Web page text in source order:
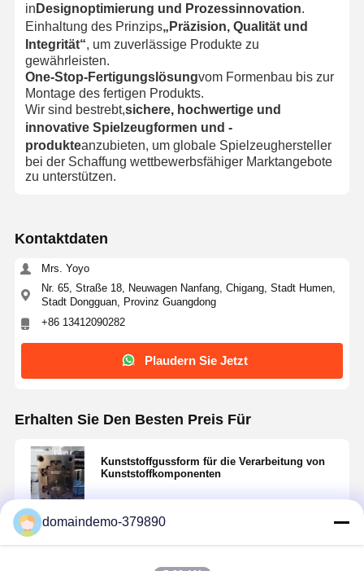
in Designoptimierung und Prozessinnovation.
Einhaltung des Prinzips„Präzision, Qualität und
Integrität“, um zuverlässige Produkte zu
gewährleisten.
One-Stop-Fertigungslösungvom Formenbau bis zur
Montage des fertigen Produkts.
Wir sind bestrebt,sichere, hochwertige und
innovative Spielzeugformen und -
produkteanzubieten, um globale Spielzeughersteller
bei der Schaffung wettbewerbsfähiger Marktangebote
zu unterstützen.
Kontaktdaten
Mrs. Yoyo
Nr. 65, Straße 18, Neuwagen Nanfang, Chigang, Stadt Humen,
Stadt Dongguan, Provinz Guangdong
+86 13412090282
Plaudern Sie Jetzt
Erhalten Sie Den Besten Preis Für
Kunststoffgussform für die Verarbeitung von
Kunststoffkomponenten
Fortsetzen
domaindemo-379890